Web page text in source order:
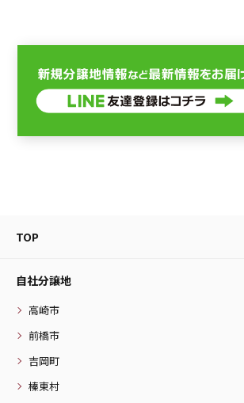
TOP
自社分譲地
高崎市
前橋市
吉岡町
榛東村